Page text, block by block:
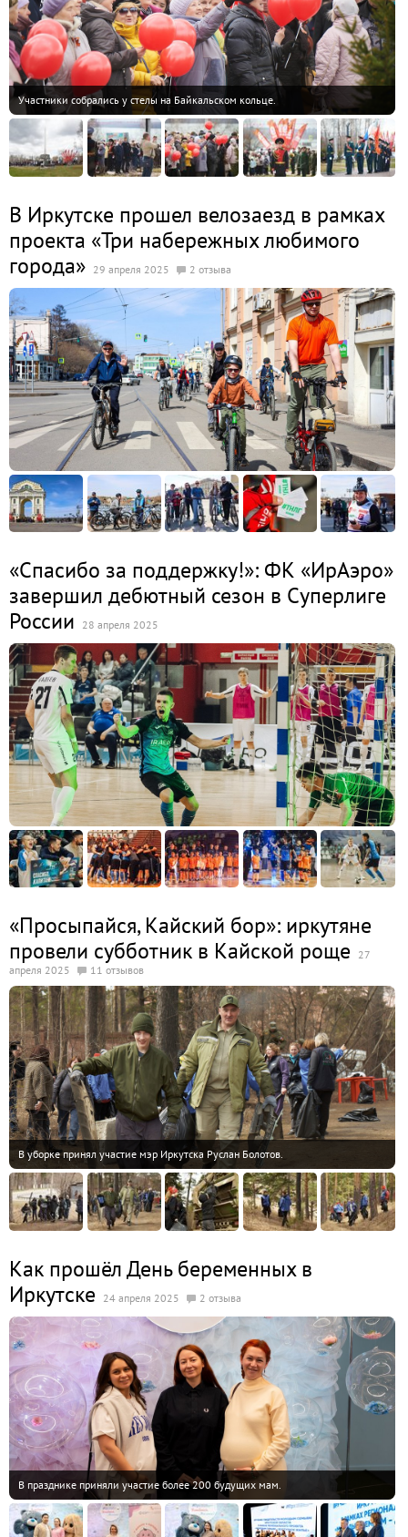
Участники собрались у стелы на Байкальском кольце.
В Иркутске прошел велозаезд в рамках
проекта «Три набережных любимого
города» 29 апреля 2025 2 отзыва
«Спасибо за поддержку!»: ФК «ИрАэро»
завершил дебютный сезон в Суперлиге
России
28 апреля 2025
«Просыпайся, Кайский бор»: иркутяне
провели субботник в Кайской роще
27
апреля 2025
11 отзывов
В уборке принял участие мэр Иркутска Руслан Болотов.
Как прошёл День беременных в
Иркутске
24 апреля 2025 2 отзыва
В празднике приняли участие более 200 будущих мам.